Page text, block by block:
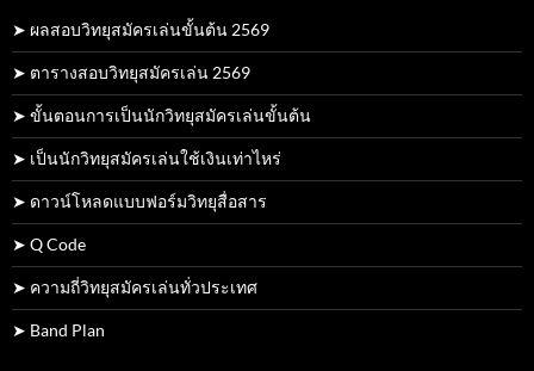
➤ ผลสอบวิทยุสมัครเล่นขั้นต้น 2569
➤ ตารางสอบวิทยุสมัครเล่น 2569
➤ ขั้นตอนการเป็นนักวิทยุสมัครเล่นขั้นต้น
➤ เป็นนักวิทยุสมัครเล่นใช้เงินเท่าไหร่
➤ ดาวน์โหลดแบบฟอร์มวิทยุสื่อสาร
➤ Q Code
➤ ความถี่วิทยุสมัครเล่นทั่วประเทศ
➤ Band Plan